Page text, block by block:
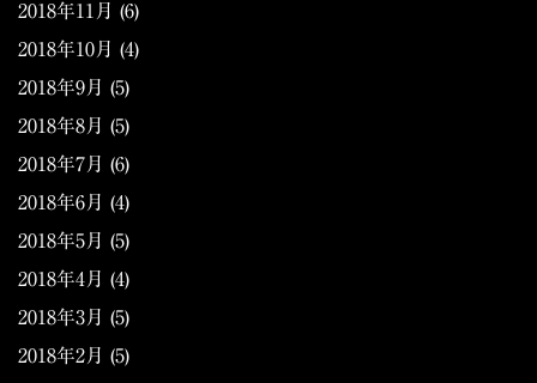
2018年11月 (6)
2018年10月 (4)
2018年9月 (5)
2018年8月 (5)
2018年7月 (6)
2018年6月 (4)
2018年5月 (5)
2018年4月 (4)
2018年3月 (5)
2018年2月 (5)